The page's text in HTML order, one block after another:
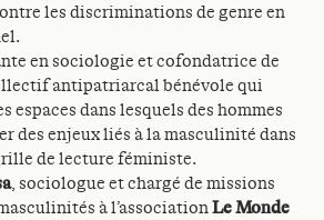
les discriminations de genre en
en sociologie et cofondatrice de
antipatriarcal bénévole qui
espaces dans lesquels des hommes
des enjeux liés à la masculinité dans
de lecture féministe.
, sociologue et chargé de missions
à l’associationLe Monde